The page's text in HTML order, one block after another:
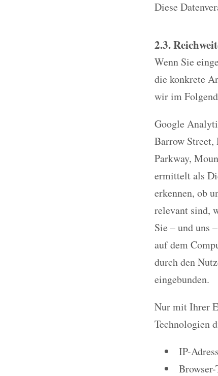
Diese
2.3.
Wenn Sie
die konkrete
wir im
Google
Barrow
Parkway,
ermittelt als
erkennen, ob
relevant sind,
Sie – und uns
auf dem
durch den
eingebunden.
Nur mit Ihrer
Technologien
IP-
Browser-